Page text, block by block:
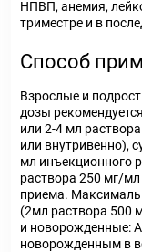
НПВП, анемия,
триместре и в
Способ
Взрослые и
дозы
или 2-4 мл
или внутривенно),
мл инъекционного
раствора 250 мг/мл
приема.
(2мл раствора 500
и новорожденные:
новорожденным в